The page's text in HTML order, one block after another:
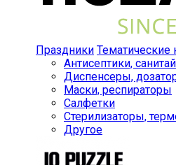
Праздники Тематические
Антисептики,
Диспенсеры,
Маски, респираторы
Салфетки
Стерилизаторы,
Другое